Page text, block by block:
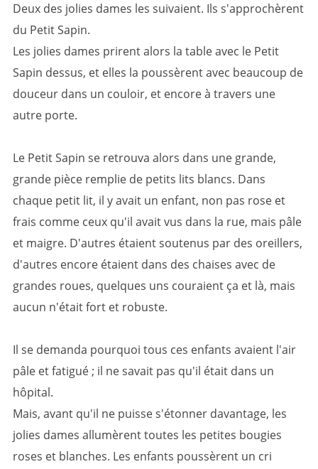
Deux des jolies dames les suivaient. Ils s'approchèrent
du Petit Sapin.
Les jolies dames prirent alors la table avec le Petit
Sapin dessus, et elles la poussèrent avec beaucoup de
douceur dans un couloir, et encore à travers une
autre porte.
Le Petit Sapin se retrouva alors dans une grande,
grande pièce remplie de petits lits blancs. Dans
chaque petit lit, il y avait un enfant, non pas rose et
frais comme ceux qu'il avait vus dans la rue, mais pâle
et maigre. D'autres étaient soutenus par des oreillers,
d'autres encore étaient dans des chaises avec de
grandes roues, quelques uns couraient ça et là, mais
aucun n'était fort et robuste.
Il se demanda pourquoi tous ces enfants avaient l'air
pâle et fatigué ; il ne savait pas qu'il était dans un
hôpital.
Mais, avant qu'il ne puisse s'étonner davantage, les
jolies dames allumèrent toutes les petites bougies
roses et blanches. Les enfants poussèrent un cri